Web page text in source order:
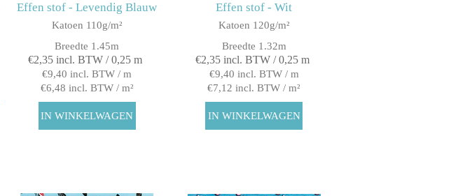
Effen stof - Levendig Blauw
Katoen 110g/m²
Breedte 1.45m
€2,35 incl. BTW / 0,25 m
€9,40 incl. BTW / m
€6,48 incl. BTW / m²
Effen stof - Wit
Katoen 120g/m²
Breedte 1.32m
€2,35 incl. BTW / 0,25 m
€9,40 incl. BTW / m
€7,12 incl. BTW / m²